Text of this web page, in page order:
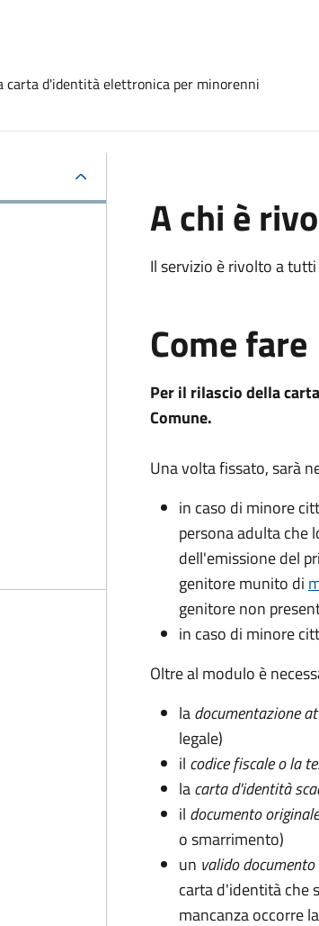
carta d'identità elettronica per minorenni
A chi è
Il servizio è rivolto a
Come fare
Per il rilascio della
Comune.
Una volta fissato, sarà
in caso di minore
persona adulta che
dell'emissione del
genitore munito di
genitore non
in caso di minore
Oltre al modulo è
ladocumentazione
legale)
il codice fiscale o la
lacarta d'identità
il documento
o smarrimento)
un valido
carta d'identità che
mancanza occorre